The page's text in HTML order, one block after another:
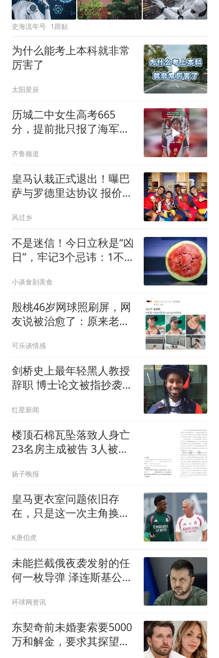
史海流年号 1跟贴
为什么能考上本科就非常
厉害了
太阳星辰
历城二中女生高考665
分，提前批只报了海军军
也是责任”
齐鲁频道
皇马认栽正式退出！曝巴
萨与罗德里达协议 报价
风过乡
不是迷信！今日立秋是“凶
日”，牢记3个忌讳：1不
小谈食刻美食
殷桃46岁网球照刷屏，网
友说被治愈了：原来老可
可乐谈情感
剑桥史上最年轻黑人教授
辞职 博士论文被指抄袭
红星新闻
楼顶石棉瓦坠落致人身亡
23名房主成被告 3人被判
扬子晚报
皇马更衣室问题依旧存
在，只是这一次主角换成
K唐伯虎
未能拦截俄夜袭发射的任
何一枚导弹 泽连斯基公开
环球网资讯
东契奇前未婚妻索要5000
万和解金，要求其探望女